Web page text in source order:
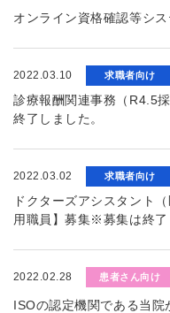
オンライン資格確認等シ
2022.03.10 求職者向け
診療報酬関連事務（R4.5
終了しました。
2022.03.02 求職者向け
ドクターズアシスタント
用職員】募集※募集は終了
2022.02.28 患者さん向け
ISOの認定機関である当院